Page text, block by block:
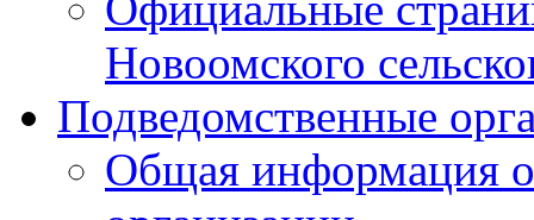
Новоомского
Подведомственные
Общая информация